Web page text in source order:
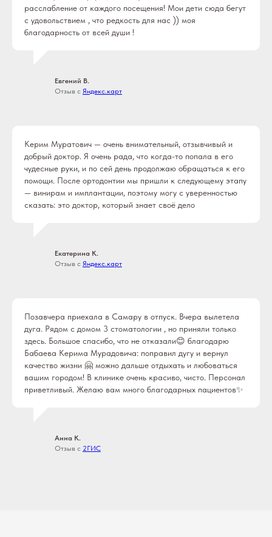
расслабление от каждого посещения! Мои дети сюда бегут
с удовольствием , что редкость для нас )) моя
благодарность от всей души !
Евгений В.
Отзыв с Яндекс.карт
Керим Муратович — очень внимательный, отзывчивый и
добрый доктор. Я очень рада, что когда-то попала в его
чудесные руки, и по сей день продолжаю обращаться к его
помощи. После ортодонтии мы пришли к следующему этапу
— винирам и имплантации, поэтому могу с уверенностью
сказать: это доктор, который знает своё дело
Екатерина К.
Отзыв с Яндекс.карт
Позавчера приехала в Самару в отпуск. Вчера вылетела
дуга. Рядом с домом 3 стоматологии , но приняли только
здесь. Большое спасибо, что не отказали😊 благодарю
Бабаева Керима Мурадовича: поправил дугу и вернул
качество жизни 🤗 можно дальше отдыхать и любоваться
вашим городом! В клинике очень красиво, чисто. Персонал
приветливый. Желаю вам много благодарных пациентов✨
Анна К.
Отзыв с 2ГИС